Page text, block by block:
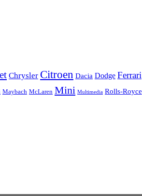
Chrysler Citroen Dacia Dodge Ferrari
Maybach McLaren Mini Multimedia Rolls-Royce